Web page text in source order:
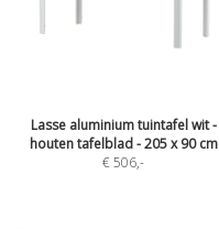
Lasse aluminium tuintafel wit -
houten tafelblad - 205 x 90 cm
€ 506,-